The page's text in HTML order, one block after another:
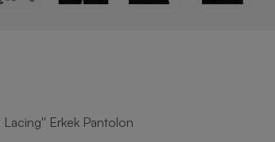
Erkek Pantolon